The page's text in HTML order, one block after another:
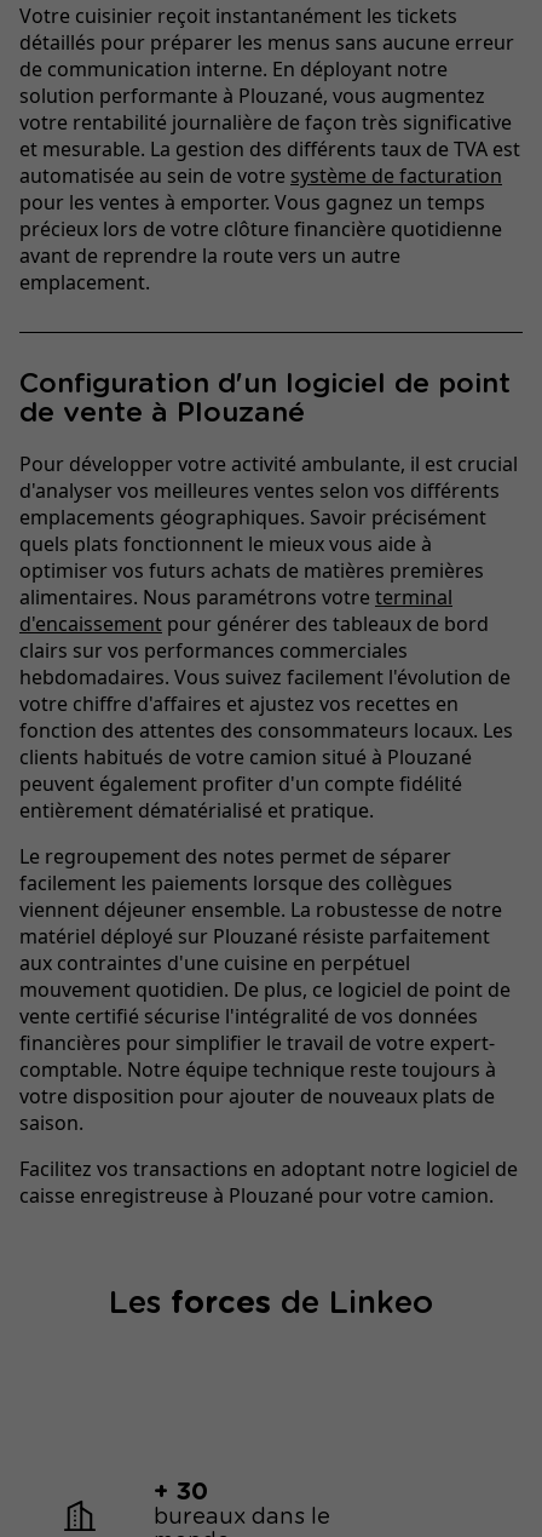
Votre cuisinier reçoit instantanément les tickets
détaillés pour préparer les menus sans aucune erreur
de communication interne. En déployant notre
solution performante à Plouzané, vous augmentez
votre rentabilité journalière de façon très significative
et mesurable. La gestion des différents taux de TVA est
automatisée au sein de votre système de facturation
pour les ventes à emporter. Vous gagnez un temps
précieux lors de votre clôture financière quotidienne
avant de reprendre la route vers un autre
emplacement.
Configuration d'un logiciel de point
de vente à Plouzané
Pour développer votre activité ambulante, il est crucial
d'analyser vos meilleures ventes selon vos différents
emplacements géographiques. Savoir précisément
quels plats fonctionnent le mieux vous aide à
optimiser vos futurs achats de matières premières
alimentaires. Nous paramétrons votre terminal
d'encaissement pour générer des tableaux de bord
clairs sur vos performances commerciales
hebdomadaires. Vous suivez facilement l'évolution de
votre chiffre d'affaires et ajustez vos recettes en
fonction des attentes des consommateurs locaux. Les
clients habitués de votre camion situé à Plouzané
peuvent également profiter d'un compte fidélité
entièrement dématérialisé et pratique.
Le regroupement des notes permet de séparer
facilement les paiements lorsque des collègues
viennent déjeuner ensemble. La robustesse de notre
matériel déployé sur Plouzané résiste parfaitement
aux contraintes d'une cuisine en perpétuel
mouvement quotidien. De plus, ce logiciel de point de
vente certifié sécurise l'intégralité de vos données
financières pour simplifier le travail de votre expert-
comptable. Notre équipe technique reste toujours à
votre disposition pour ajouter de nouveaux plats de
saison.
Facilitez vos transactions en adoptant notre logiciel de
caisse enregistreuse à Plouzané pour votre camion.
Les forces de Linkeo
+ 30
bureaux dans le